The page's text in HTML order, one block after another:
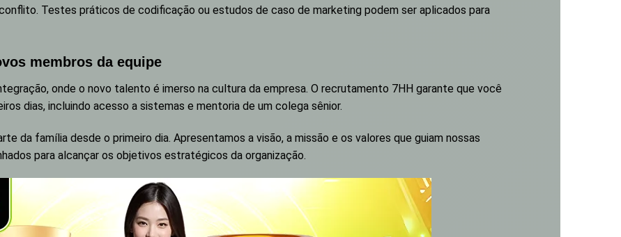
Testes práticos de codificação ou estudos de caso de marketing podem ser aplicados para
membros da equipe
onde o novo talento é imerso na cultura da empresa. O recrutamento 7HH garante que você
dias, incluindo acesso a sistemas e mentoria de um colega sênior.
da família desde o primeiro dia. Apresentamos a visão, a missão e os valores que guiam nossas
para alcançar os objetivos estratégicos da organização.